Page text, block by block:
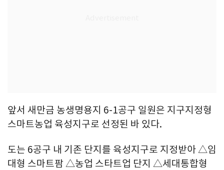
앞서 새만금 농생명용지 6-1공구 일원은 지구지정형
스마트농업 육성지구로 선정된 바 있다.
도는 6공구 내 기존 단지를 육성지구로 지정받아 △임
대형 스마트팜 △농업 스타트업 단지 △세대통합형